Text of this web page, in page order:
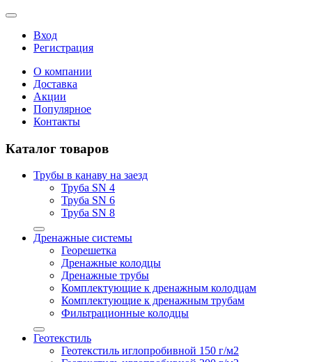
Вход
Регистрация
О компании
Доставка
Акции
Популярное
Контакты
Каталог товаров
Трубы в канаву на заезд
Труба SN 4
Труба SN 6
Труба SN 8
Дренажные системы
Георешетка
Дренажные колодцы
Дренажные трубы
Комплектующие к дренажным колодцам
Комплектующие к дренажным трубам
Фильтрационные колодцы
Геотекстиль
Геотекстиль иглопробивной 150 г/м2